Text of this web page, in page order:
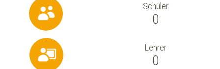
Schüler
0
Lehrer
0